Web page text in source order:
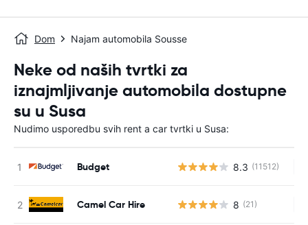
Dom Najam automobila Sousse
Neke od naših tvrtki za
iznajmljivanje automobila dostupne
su u Susa
Nudimo usporedbu svih rent a car tvrtki u Susa:
Budget 8.3 (11512)
Camel Car Hire 8 (21)